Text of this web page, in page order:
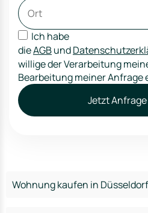
Ich habe
dieAGBund
willige der Verarbeitung
Bearbeitung meiner Anfrage
Jetzt
Wohnung kaufen in Düsseldorf